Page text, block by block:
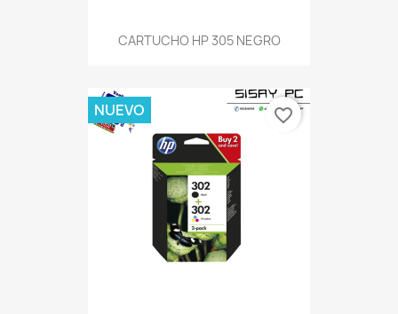
CARTUCHO HP 305 NEGRO
NUEVO favorite_border